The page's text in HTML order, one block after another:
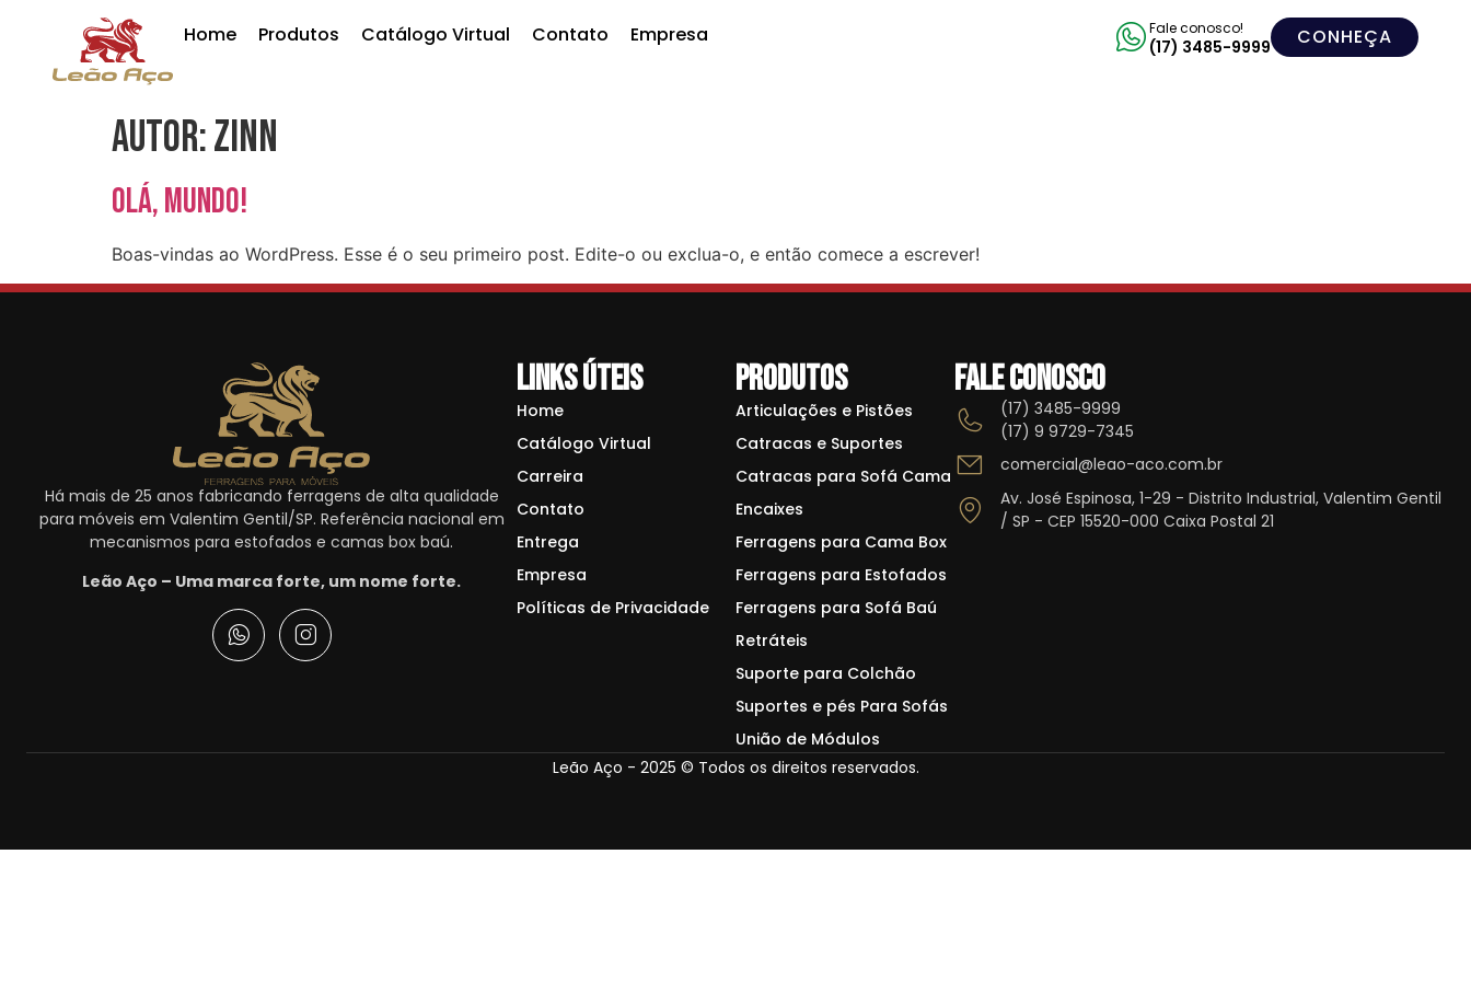
Home Produtos Catálogo Virtual Contato Empresa Fale conosco!
(17) 3485-9999 CONHEÇA
Autor:zinn
Olá, mundo!
Boas-vindas ao WordPress. Esse é o seu primeiro post. Edite-o ou exclua-o, e então comece a escrever!
Há mais de 25 anos fabricando ferragens de alta qualidade
para móveis em Valentim Gentil/SP. Referência nacional em
mecanismos para estofados e camas box baú.
Leão Aço – Uma marca forte, um nome forte.
Links Úteis
Home
Catálogo Virtual
Carreira
Contato
Entrega
Empresa
Políticas de Privacidade
Produtos
Articulações e Pistões
Catracas e Suportes
Catracas para Sofá Cama
Encaixes
Ferragens para Cama Box
Ferragens para Estofados
Ferragens para Sofá Baú
Retráteis
Suporte para Colchão
Suportes e pés Para Sofás
União de Módulos
Fale conosco
(17) 3485-9999
(17) 9 9729-7345
comercial@leao-aco.com.br
Av. José Espinosa, 1-29 - Distrito Industrial, Valentim Gentil
/ SP - CEP 15520-000 Caixa Postal 21
Leão Aço - 2025 © Todos os direitos reservados.